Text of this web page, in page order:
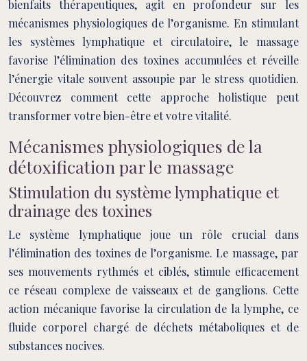
bienfaits thérapeutiques, agit en profondeur sur les
mécanismes physiologiques de l’organisme. En stimulant
les systèmes lymphatique et circulatoire, le massage
favorise l’élimination des toxines accumulées et réveille
l’énergie vitale souvent assoupie par le stress quotidien.
Découvrez comment cette approche holistique peut
transformer votre bien-être et votre vitalité.
Mécanismes physiologiques de la
détoxification par le massage
Stimulation du système lymphatique et
drainage des toxines
Le système lymphatique joue un rôle crucial dans
l’élimination des toxines de l’organisme. Le massage, par
ses mouvements rythmés et ciblés, stimule efficacement
ce réseau complexe de vaisseaux et de ganglions. Cette
action mécanique favorise la circulation de la lymphe, ce
fluide corporel chargé de déchets métaboliques et de
substances nocives.